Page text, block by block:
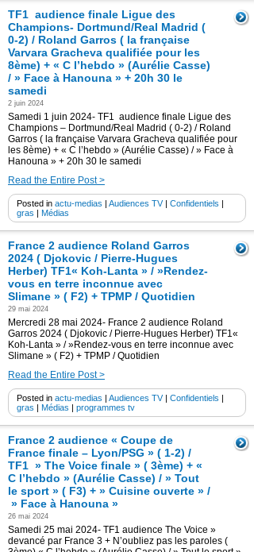
TF1 audience finale Ligue des
Champions- Dortmund/Real Madrid (
0-2) / Roland Garros ( la française
Varvara Gracheva qualifiée pour les
8ème) + « C l’hebdo » (Aurélie Casse)
/ » Face à Hanouna » + 20h 30 le
samedi
2 juin 2024
Samedi 1 juin 2024- TF1 audience finale Ligue des
Champions – Dortmund/Real Madrid ( 0-2) / Roland
Garros ( la française Varvara Gracheva qualifiée pour
les 8ème) + « C l’hebdo » (Aurélie Casse) / » Face à
Hanouna » + 20h 30 le samedi
Read the Entire Post >
Posted in actu-medias | Audiences TV| Confidentiels |
gras | Médias
France 2 audience Roland Garros
2024 ( Djokovic / Pierre-Hugues
Herber) TF1« Koh-Lanta » / »Rendez-
vous en terre inconnue avec
Slimane » ( F2) + TPMP / Quotidien
29 mai 2024
Mercredi 28 mai 2024- France 2 audience Roland
Garros 2024 ( Djokovic / Pierre-Hugues Herber) TF1«
Koh-Lanta » / »Rendez-vous en terre inconnue avec
Slimane » ( F2) + TPMP / Quotidien
Read the Entire Post >
Posted in actu-medias | Audiences TV| Confidentiels |
gras | Médias | programmes tv
France 2 audience « Coupe de
France finale – Lyon/PSG » ( 1-2) /
TF1 » The Voice finale » ( 3ème) + «
C l’hebdo » (Aurélie Casse) / » Tout
le sport » ( F3) + » Cuisine ouverte » /
» Face à Hanouna »
26 mai 2024
Samedi 25 mai 2024- TF1 audience The Voice »
devancé par France 3 + N’oubliez pas les paroles (